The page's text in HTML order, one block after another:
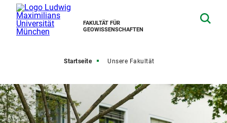
FAKULTÄT FÜR
GEOWISSENSCHAFTEN
Startseite Unsere Fakultät